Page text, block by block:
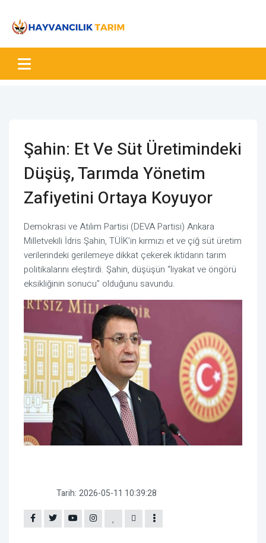
Şahin: Et Ve Süt Üretimindeki
Düşüş, Tarımda Yönetim
Zafiyetini Ortaya Koyuyor
Demokrasi ve Atılım Partisi (DEVA Partisi) Ankara
Milletvekili İdris Şahin, TÜİK’in kırmızı et ve çiğ süt üretim
verilerindeki gerilemeye dikkat çekerek iktidarın tarım
politikalarını eleştirdi. Şahin, düşüşün “liyakat ve öngörü
eksikliğinin sonucu” olduğunu savundu.
Tarih: 2026-05-11 10:39:28